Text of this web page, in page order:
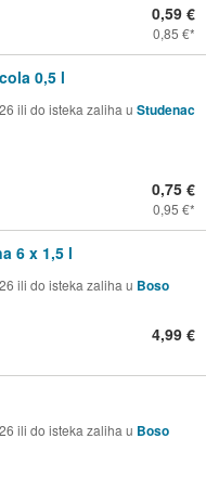
0,59 €
0,85 €
0,5 l
ili do isteka zaliha u Studenac
0,75 €
0,95 €
6 x 1,5 l
ili do isteka zaliha u Boso
4,99 €
ili do isteka zaliha u Boso